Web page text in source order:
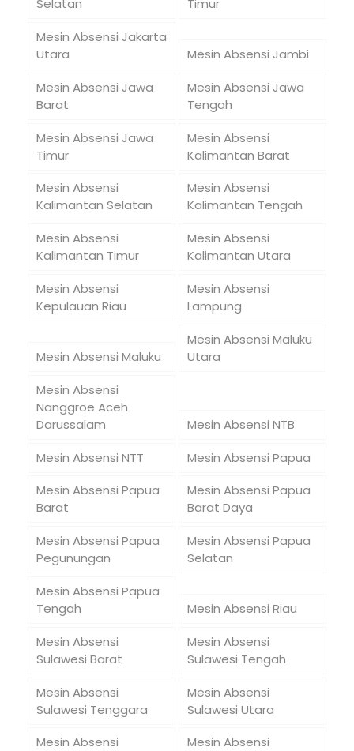
Selatan
Timur
Mesin Absensi Jakarta
Utara
Mesin Absensi Jambi
Mesin Absensi Jawa
Barat
Mesin Absensi Jawa
Tengah
Mesin Absensi Jawa
Timur
Mesin Absensi
Kalimantan Barat
Mesin Absensi
Kalimantan Selatan
Mesin Absensi
Kalimantan Tengah
Mesin Absensi
Kalimantan Timur
Mesin Absensi
Kalimantan Utara
Mesin Absensi
Kepulauan Riau
Mesin Absensi
Lampung
Mesin Absensi Maluku
Mesin Absensi Maluku
Utara
Mesin Absensi
Nanggroe Aceh
Darussalam
Mesin Absensi NTB
Mesin Absensi NTT
Mesin Absensi Papua
Mesin Absensi Papua
Barat
Mesin Absensi Papua
Barat Daya
Mesin Absensi Papua
Pegunungan
Mesin Absensi Papua
Selatan
Mesin Absensi Papua
Tengah
Mesin Absensi Riau
Mesin Absensi
Sulawesi Barat
Mesin Absensi
Sulawesi Tengah
Mesin Absensi
Sulawesi Tenggara
Mesin Absensi
Sulawesi Utara
Mesin Absensi
Mesin Absensi